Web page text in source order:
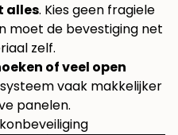
alles. Kies geen fragiele
moet de bevestiging net
zelf.
of veel open
vaak makkelijker
panelen.